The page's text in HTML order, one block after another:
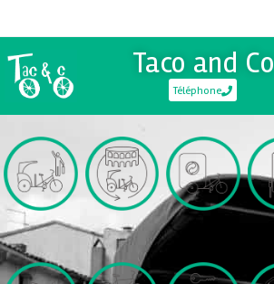
Taco and Co
Téléphone